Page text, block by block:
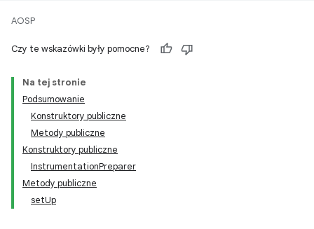
AOSP
Czy te wskazówki były pomocne?
Na tej stronie
Podsumowanie
Konstruktory publiczne
Metody publiczne
Konstruktory publiczne
InstrumentationPreparer
Metody publiczne
setUp